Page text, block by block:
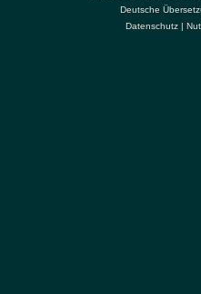
Deutsche
Datenschutz|